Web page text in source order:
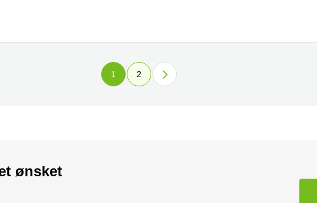
1 2
ønsket